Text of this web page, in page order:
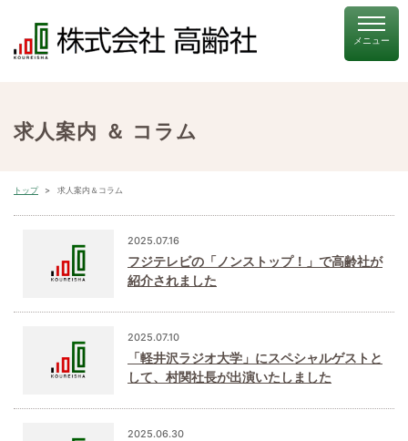
求人案内 ＆ コラム
トップ 求人案内＆コラム
2025.07.16
フジテレビの「ノンストップ！」で高齢社が
紹介されました
2025.07.10
「軽井沢ラジオ大学」にスペシャルゲストと
して、村関社長が出演いたしました
2025.06.30